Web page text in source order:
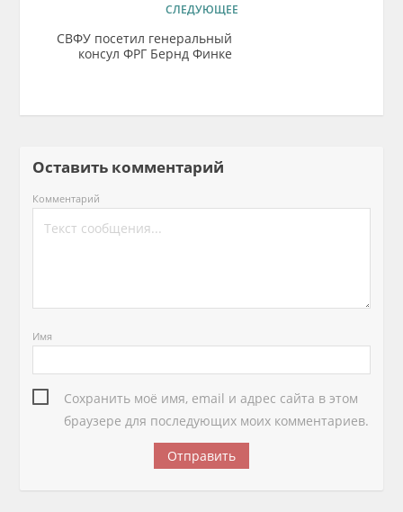
СЛЕДУЮЩЕЕ
СВФУ посетил генеральный
консул ФРГ Бернд Финке
Оставить комментарий
Комментарий
Имя
Сохранить моё имя, email и адрес сайта в этом
браузере для последующих моих комментариев.